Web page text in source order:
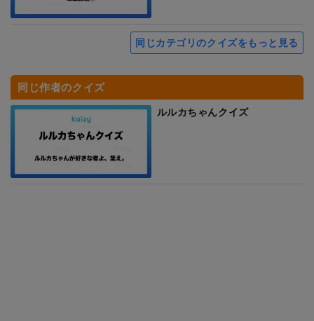
同じカテゴリのクイズをもっと見る
同じ作者のクイズ
ルルカちゃんクイズ